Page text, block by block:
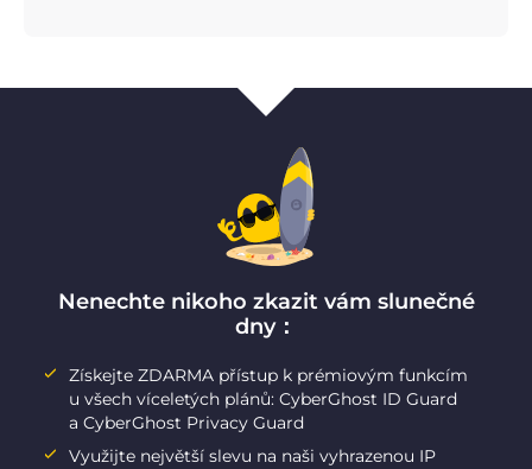
Nenechte nikoho zkazit vám slunečné
dny：
Získejte ZDARMA přístup k prémiovým funkcím
u všech víceletých plánů: CyberGhost ID Guard
a CyberGhost Privacy Guard
Využijte největší slevu na naši vyhrazenou IP